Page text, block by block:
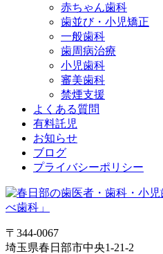
赤ちゃん歯科
歯並び・小児矯正
一般歯科
歯周病治療
小児歯科
審美歯科
禁煙支援
よくある質問
有料託児
お知らせ
ブログ
プライバシーポリシー
〒344-0067
埼玉県春日部市中央1-21-2